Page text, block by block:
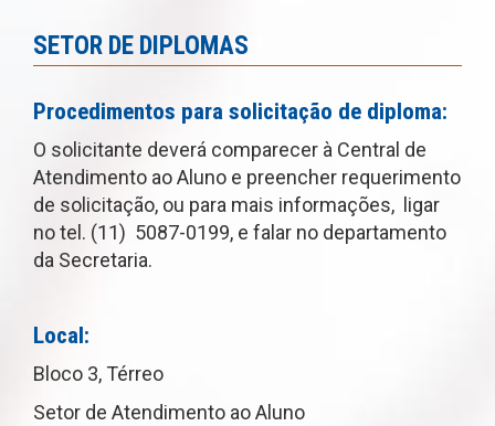
SETOR DE DIPLOMAS
Procedimentos para solicitação de diploma:
O solicitante deverá comparecer à Central de
Atendimento ao Aluno e preencher requerimento
de solicitação, ou para mais informações, ligar
no tel. (11) 5087-0199, e falar no departamento
da Secretaria.
Local:
Bloco 3, Térreo
Setor de Atendimento ao Aluno